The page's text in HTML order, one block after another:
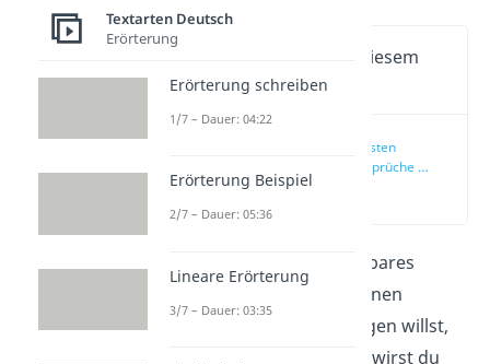
Wichtige Inhalte in diesem
Video
Die schönsten
Familien Sprüche —
unsere Top 5
(00:15)
Familie ist ein unschätzbares
Geschenk. Wenn du deinen
Liebsten mal wieder sagen willst,
wie wichtig sie dir sind, wirst du
Textarten Deutsch
Erörterung
Erörterung schreiben
1/7 – Dauer: 04:22
Erörterung Beispiel
2/7 – Dauer: 05:36
Lineare Erörterung
3/7 – Dauer: 03:35